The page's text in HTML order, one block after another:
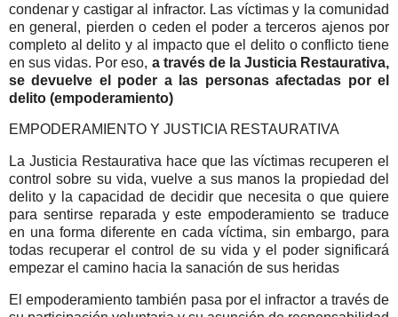
condenar y castigar al infractor. Las víctimas y la comunidad
en general, pierden o ceden el poder a terceros ajenos por
completo al delito y al impacto que el delito o conflicto tiene
en sus vidas. Por eso, a través de la Justicia Restaurativa,
se devuelve el poder a las personas afectadas por el
delito (empoderamiento)
EMPODERAMIENTO Y JUSTICIA RESTAURATIVA
La Justicia Restaurativa hace que las víctimas recuperen el
control sobre su vida, vuelve a sus manos la propiedad del
delito y la capacidad de decidir que necesita o que quiere
para sentirse reparada y este empoderamiento se traduce
en una forma diferente en cada víctima, sin embargo, para
todas recuperar el control de su vida y el poder significará
empezar el camino hacia la sanación de sus heridas
El empoderamiento también pasa por el infractor a través de